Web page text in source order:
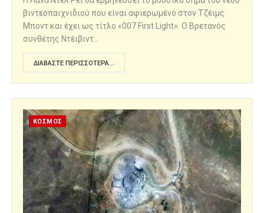
βιντεοπαιχνιδιού που είναι αφιερωμένο στον Τζέιμς
Μποντ και έχει ως τίτλο «007 First Light». Ο Βρετανός
συνθέτης Ντέιβιντ…
ΔΙΑΒΆΣΤΕ ΠΕΡΙΣΣΌΤΕΡΑ...
ΚΟΣΜΟΣ